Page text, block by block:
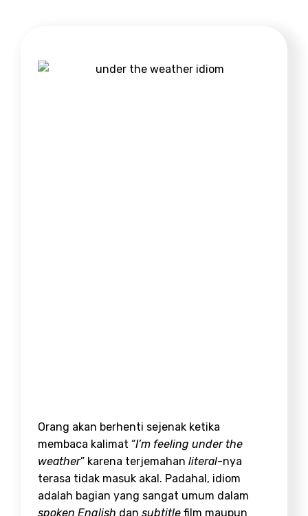
Orang akan berhenti sejenak ketika
membaca kalimat “I’m feeling under the
weather” karena terjemahan literal-nya
terasa tidak masuk akal. Padahal, idiom
adalah bagian yang sangat umum dalam
spoken English dan subtitle film maupun